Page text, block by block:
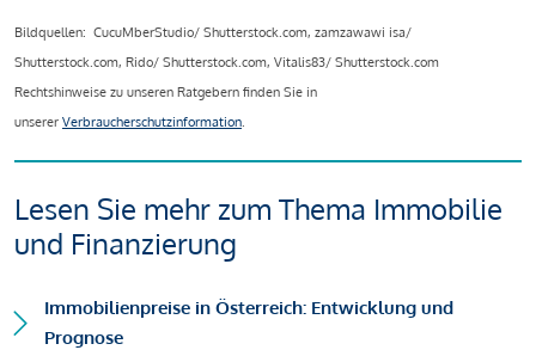
Bildquellen: CucuMberStudio/ Shutterstock.com, zamzawawi isa/
Shutterstock.com, Rido/ Shutterstock.com, Vitalis83/ Shutterstock.com
Rechtshinweise zu unseren Ratgebern finden Sie in
unserer Verbraucherschutzinformation.
Lesen Sie mehr zum Thema Immobilie
und Finanzierung
Immobilienpreise in Österreich: Entwicklung und
Prognose